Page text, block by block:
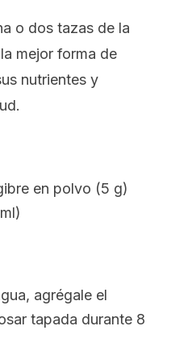
o dos tazas de la
mejor forma de
nutrientes y
en polvo (5 g)
agrégale el
tapada durante 8